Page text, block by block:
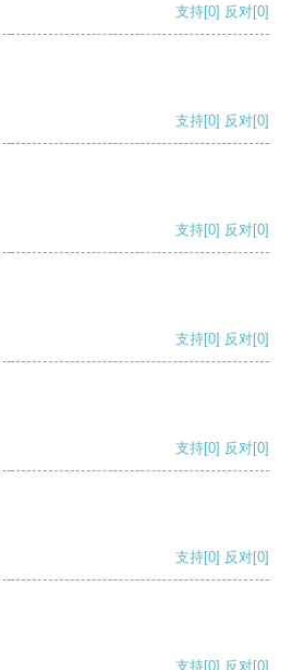
支持[0] 反对[0]
支持[0] 反对[0]
支持[0] 反对[0]
支持[0] 反对[0]
支持[0] 反对[0]
支持[0] 反对[0]
支持[0] 反对[0]